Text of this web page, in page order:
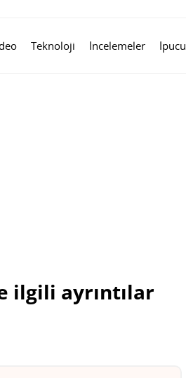
Teknoloji İncelemeler İpucu
ilgili ayrıntılar